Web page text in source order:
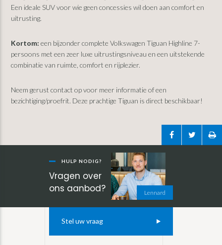
Een ideale SUV voor wie geen concessies wil doen aan comfort en
uitrusting.
Kortom: een bijzonder complete Volkswagen Tiguan Highline 7-
persoons met een zeer luxe uitrustingsniveau en een uitstekende
combinatie van ruimte, comfort en rijplezier.
Neem gerust contact op voor meer informatie of een
bezichtiging/proefrit. Deze prachtige Tiguan is direct beschikbaar!
Lennard
HULP NODIG?
Vragen over
ons aanbod?
Stel uw vraag